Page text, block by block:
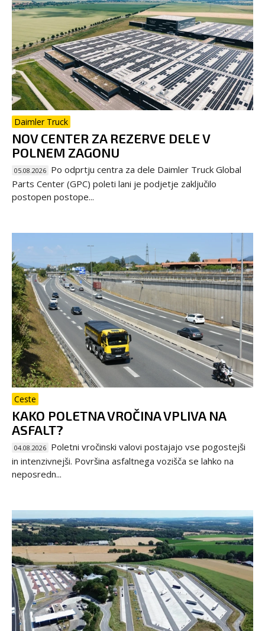
Daimler Truck
NOV CENTER ZA REZERVE DELE V
POLNEM ZAGONU
05.08.2026 Po odprtju centra za dele Daimler Truck Global
Parts Center (GPC) poleti lani je podjetje zaključilo
postopen postope...
Ceste
KAKO POLETNA VROČINA VPLIVA NA
ASFALT?
04.08.2026 Poletni vročinski valovi postajajo vse pogostejši
in intenzivnejši. Površina asfaltnega vozišča se lahko na
neposredn...